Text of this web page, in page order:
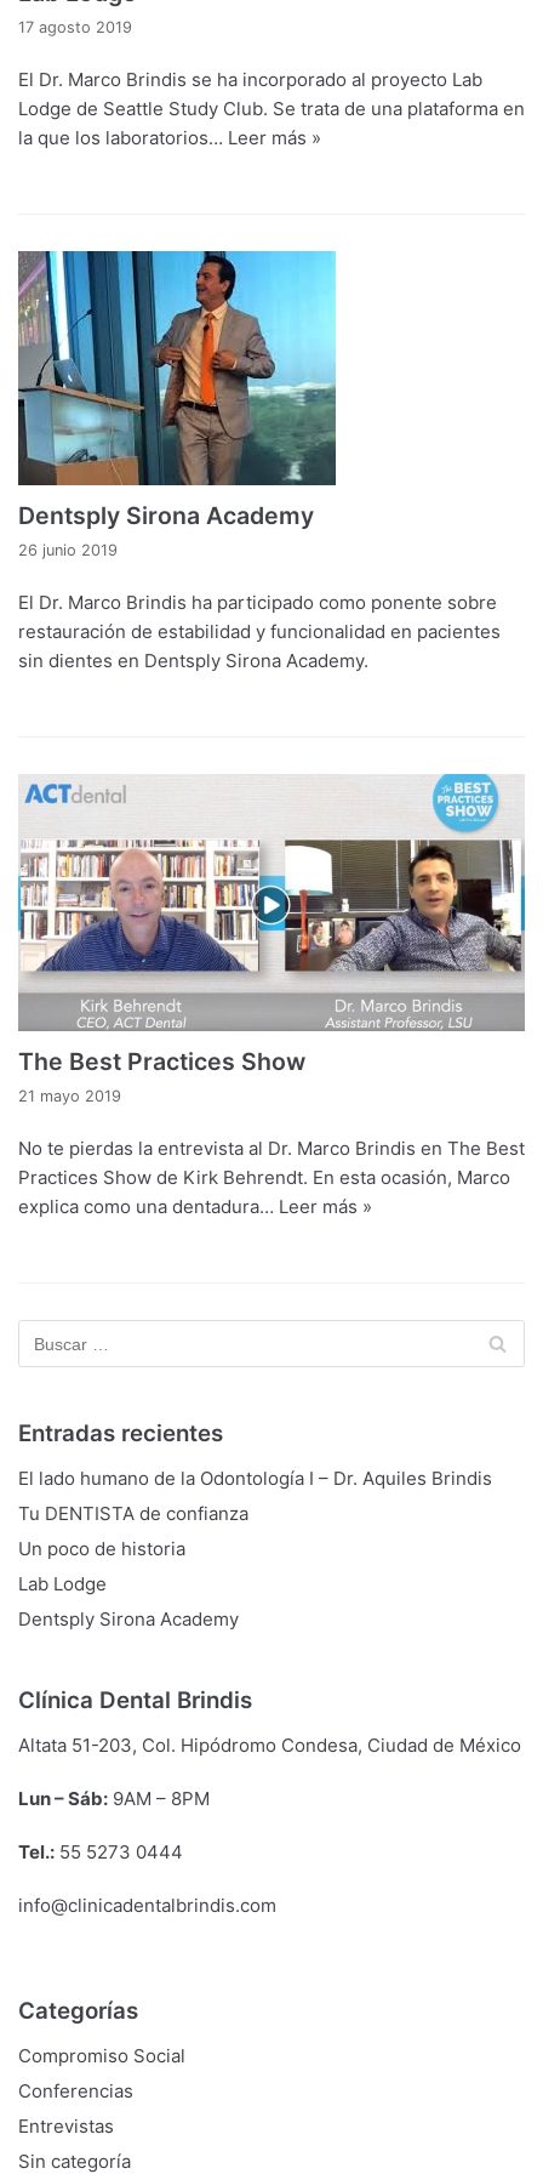
17 agosto 2019
El Dr. Marco Brindis se ha incorporado al proyecto Lab
Lodge de Seattle Study Club. Se trata de una plataforma en
la que los laboratorios… Leer más »
Dentsply Sirona Academy
26 junio 2019
El Dr. Marco Brindis ha participado como ponente sobre
restauración de estabilidad y funcionalidad en pacientes
sin dientes en Dentsply Sirona Academy.
The Best Practices Show
21 mayo 2019
No te pierdas la entrevista al Dr. Marco Brindis en The Best
Practices Show de Kirk Behrendt. En esta ocasión, Marco
explica como una dentadura… Leer más »
Entradas recientes
El lado humano de la Odontología I – Dr. Aquiles Brindis
Tu DENTISTA de confianza
Un poco de historia
Lab Lodge
Dentsply Sirona Academy
Clínica Dental Brindis
Altata 51-203, Col. Hipódromo Condesa, Ciudad de México
Lun – Sáb: 9AM – 8PM
Tel.: 55 5273 0444
info@clinicadentalbrindis.com
Categorías
Compromiso Social
Conferencias
Entrevistas
Sin categoría